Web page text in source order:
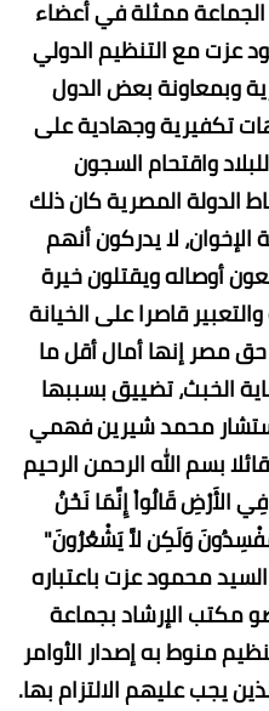
الجماعة ممثلة في أعضاء
عزت مع التنظيم الدولي
وبمعاونة بعض الدول
تكفيرية وجهادية على
واقتحام السجون
الدولة المصرية كان ذلك
لا يدركون أنهم
أوصاله ويقتلون خيرة
قاصرا على الخيانة
مصر إنها أمال أقل ما
الخبث، تضييق بسببها
محمد شيرين فهمي
بسم الله الرحمن الرحيم
الأَرْضِ قَالُواْ إِنَّمَا نَحْنُ
وَلَكِن لاَّ يَشْعُرُونَ"
محمود عزت باعتباره
مكتب الإرشاد بجماعة
منوط به إصدار الأوامر
يجب عليهم الالتزام بها.